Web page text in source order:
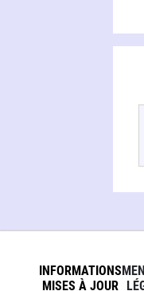
INFORMATIONS
MISES À JOUR